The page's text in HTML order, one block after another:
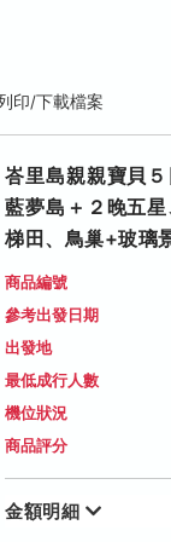
售價: NT$ 46,800
印/下載檔案
峇里島親親寶貝
藍夢島＋２晚五
梯田、鳥巢+玻璃
商品編號
參考出發日期
出發地
最低成行人數
機位狀況
商品評分
金額明細